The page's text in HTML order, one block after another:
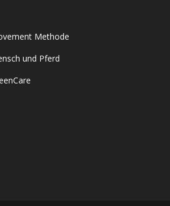
Methode
und Pferd